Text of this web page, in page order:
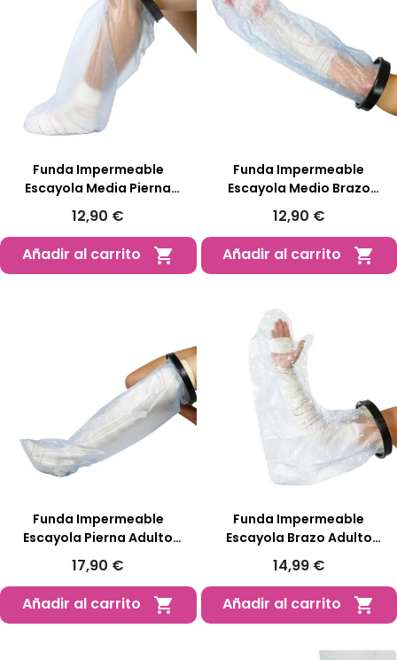
Funda Impermeable
Escayola Media Pierna
Adulto Protector 60 Cm
12,90 €
Añadir al carrito

Funda Impermeable
Escayola Medio Brazo
Adulto Protector 50 Cm
12,90 €
Añadir al carrito

Funda Impermeable
Escayola Pierna Adulto
Protector Ducha 100 Cm
17,90 €
Añadir al carrito

Funda Impermeable
Escayola Brazo Adulto
Protector Ducha 95 Cm
14,99 €
Añadir al carrito
